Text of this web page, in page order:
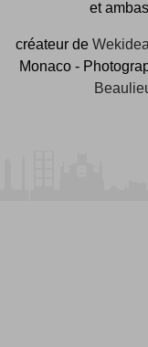
et
créateur de Wekidea
Monaco -